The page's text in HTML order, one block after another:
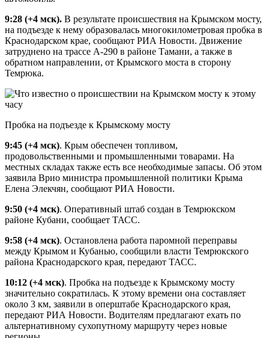
9:28 (+4 мск). В результате происшествия на Крымском мосту,
на подъезде к нему образовалась многокилометровая пробка в
Краснодарском крае, сообщают РИА Новости. Движение
затруднено на трассе А-290 в районе Тамани, а также в
обратном направлении, от Крымского моста в сторону
Темрюка.
Пробка на подъезде к Крымскому мосту
9:45 (+4 мск). Крым обеспечен топливом,
продовольственными и промышленными товарами. На
местных складах также есть все необходимые запасы. Об этом
заявила Врио министра промышленной политики Крыма
Елена Элекчян, сообщают РИА Новости.
9:50 (+4 мск). Оперативный штаб создан в Темрюкском
районе Кубани, сообщает ТАСС.
9:58 (+4 мск). Остановлена работа паромной переправы
между Крымом и Кубанью, сообщили власти Темрюкского
района Краснодарского края, передают ТАСС.
10:12 (+4 мск). Пробка на подъезде к Крымскому мосту
значительно сократилась. К этому времени она составляет
около 3 км, заявили в оперштабе Краснодарского края,
передают РИА Новости. Водителям предлагают ехать по
альтернативному сухопутному маршруту через новые